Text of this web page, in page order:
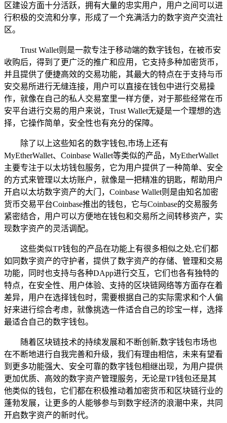
区建设方面十分活跃，拥有大量的忠实用户，用户之间可以进
行积极的交流和分享，形成了一个充满活力的数字资产交流社
区。
Trust Wallet则是一款专注于移动端的数字钱包，在被币安
收购后，得到了更广泛的推广和应用，它支持多种加密货币，
并且提供了便捷高效的交易功能，其最大的特点在于支持与币
安交易所进行无缝连接，用户可以直接在钱包中进行交易操
作，就像在自己的私人交易室里一样方便，对于那些经常在币
安平台进行交易的用户来说，Trust Wallet无疑是一个理想的选
择，它操作简单，安全性也有充分的保障。
除了以上这些知名的数字钱包,市场上还有
MyEtherWallet、Coinbase Wallet等类似的产品，MyEtherWallet
主要专注于以太坊钱包服务，它为用户提供了一种简单、安全
的方式来管理以太坊账户，就像是一把精准的钥匙，帮助用户
开启以太坊数字资产的大门，Coinbase Wallet则是由知名加密
货币交易平台Coinbase推出的钱包，它与Coinbase的交易服务
紧密结合，用户可以方便地在钱包和交易所之间转移资产，实
现数字资产的灵活调配。
这些类似TP钱包的产品在功能上有很多相似之处,它们都
如同数字资产的守护者，提供了数字资产的存储、管理和交易
功能，同时也支持与各种DApp进行交互，它们也各有独特的
特点，在安全性、用户体验、支持的区块链网络等方面存在着
差异，用户在选择钱包时，需要根据自己的实际需求和个人偏
好来进行综合考虑，就像挑选一件适合自己的珍宝一样，选择
最适合自己的数字钱包。
随着区块链技术的持续发展和不断创新,数字钱包市场也
在不断地进行自我完善和升级，我们有理由相信，未来有望看
到更多功能强大、安全可靠的数字钱包相继出现，为用户提供
更加优质、高效的数字资产管理服务，无论是TP钱包还是其
他类似的钱包，它们都在积极推动着加密货币和区块链行业的
蓬勃发展，让更多的人能够参与到数字经济的浪潮中来，共同
开启数字资产的新时代。